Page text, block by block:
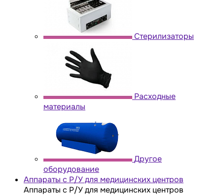
Стерилизаторы
Расходные
материалы
Другое
оборудование
Аппараты с Р/У для медицинских центров
Аппараты с Р/У для медицинских центров